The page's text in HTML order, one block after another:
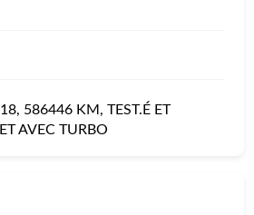
586446 KM, TEST.É ET
AVEC TURBO